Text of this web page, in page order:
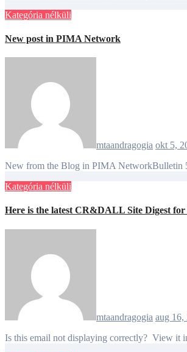
Kategória nélküli
New post in PIMA Network
mtaandragogia okt 5,
New from the Blog in PIMA
Kategória nélküli
Here is the latest CR&DALL Site Digest for
mtaandragogia aug 16,
Is this email not displaying correctly? View